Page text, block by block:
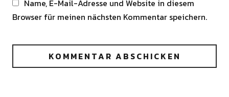
Name, E-Mail-Adresse und Website in diesem
Browser für meinen nächsten Kommentar speichern.